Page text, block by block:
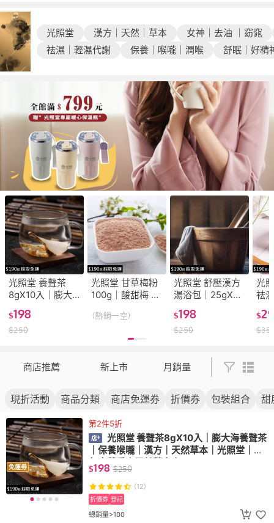
光照堂 漢方｜天然｜草本
女神｜去油 ｜窈窕
祛濕｜輕濕代謝
保養｜喉嚨｜潤喉 舒眠｜好精
光照堂 養聲茶
8gX10入｜膨大
海養聲茶｜保養
喉嚨｜漢方｜天
然草本｜光照堂
$198
$250
光照堂 甘草梅粉
100g｜酸甜梅 甘
然草本｜光照堂
天然草本｜台灣
(熱銷一空)
光照堂 舒壓漢方
湯浴包｜25gX5
入｜輕濕舒壓湯
浴包｜循環 代謝
濕氣 輕盈｜藥浴
$198
$250
光
祛
｜
潮
｜
$
$
商店推薦 新上市 月銷量
現折活動 商品分類 商店免運券 折價券 包裝組合 甜
免運券
第2件5折
光照堂 養聲茶8gX10入｜膨大海養聲茶
｜保養喉嚨｜漢方｜天然草本｜光照堂｜百
年中藥房｜天然草本｜
$198 $250
(12)
總銷量>100
折價券 登記